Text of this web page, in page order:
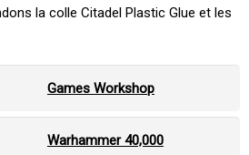
la colle Citadel Plastic Glue et les
Games Workshop
Warhammer 40,000